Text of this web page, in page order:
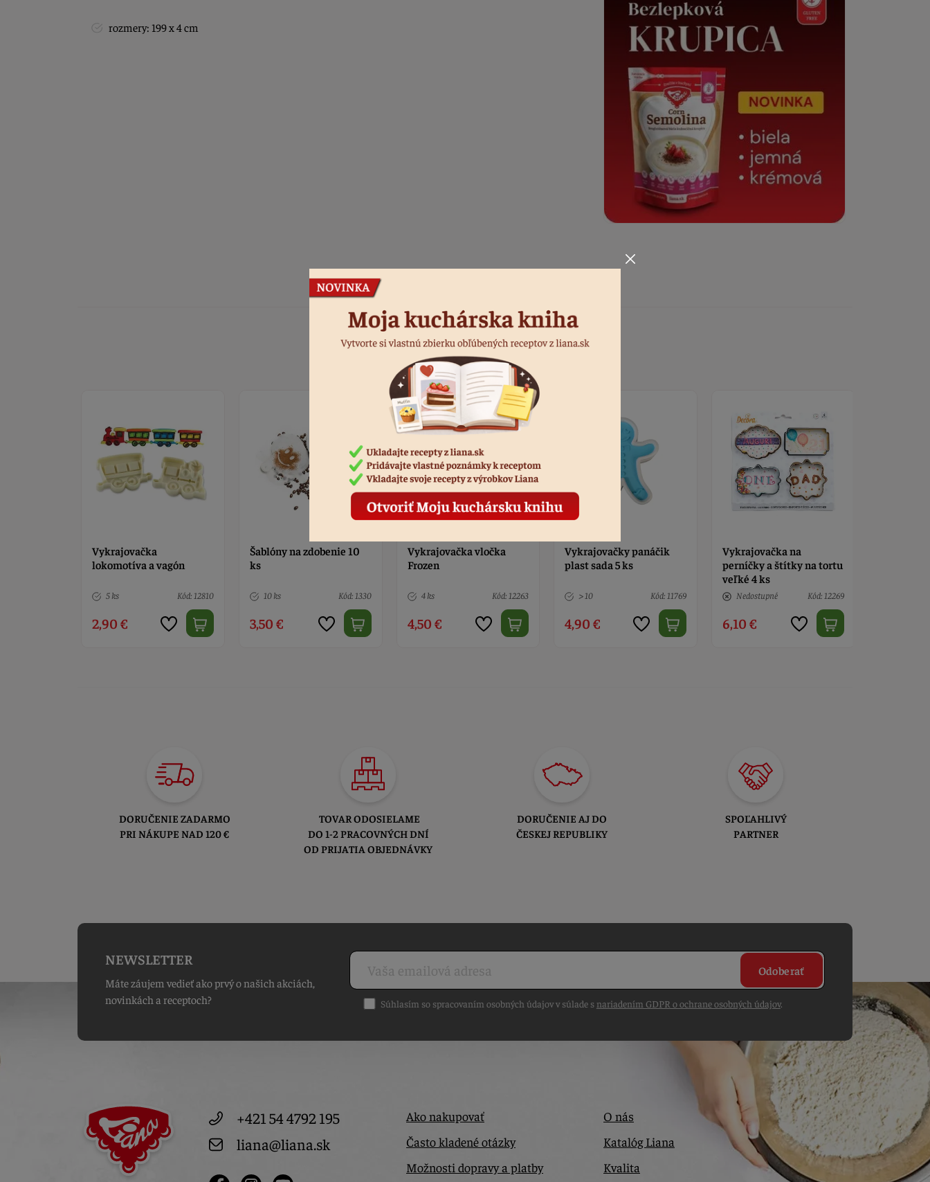
rozmery: 199 x 4 cm
Podobné produkty
Šablóny na zdobenie 10
ks
10 ks Kód: 1330
3,50 €
Vykrajovačka vločka
Frozen
4 ks Kód: 12263
4,50 €
Vykrajovačky panáčik
plast sada 5 ks
> 10 Kód: 11769
4,90 €
Vykrajovačka na
perníčky a štítky na tortu
Nedostupné Kód: 12269
6,10 €
Vykrajovačka
lokomotíva a vagón
5 ks Kód: 12810
2,90 €
DORUČENIE ZADARMO
PRI NÁKUPE NAD 120 €
TOVAR ODOSIELAME
DO 1-2 PRACOVNÝCH DNÍ
OD PRIJATIA OBJEDNÁVKY
DORUČENIE AJ DO
ČESKEJ REPUBLIKY
SPOĽAHLIVÝ
PARTNER
NEWSLETTER
Máte záujem vedieť ako prvý o našich akciách,
novinkách a receptoch?
Odoberať
Súhlasím so spracovaním osobných údajov v súlade snariadením GDPR o ochrane osobných údajov.
+421 54 4792 195
liana@liana.sk
Ako nakupovať
Často kladené otázky
Možnosti dopravy a platby
O nás
Katalóg Liana
Kvalita